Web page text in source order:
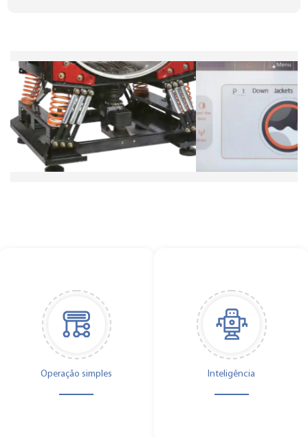
A máquina inteira foi projetada para uma vida útil de 20
anos, com garantia de 2 anos para toda a máquina.
Operação simples Inteligência